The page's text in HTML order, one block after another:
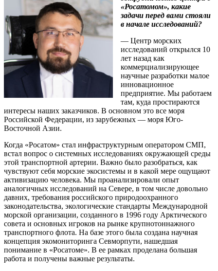
«Росатомом», какие
задачи перед вами стояли
в начале исследований?
— Центр морских
исследований открылся 10
лет назад как
коммерциализирующее
научные разработки малое
инновационное
предприятие. Мы работаем
там, куда простираются
интересы наших заказчиков. В основном это все моря
Российской Федерации, из зарубежных — ​моря Юго-
Восточной Азии.
Когда «Росатом» стал инфраструктурным оператором СМП,
встал вопрос о системных исследованиях окружающей среды
этой транспортной артерии. Важно было разобраться, как
чувствуют себя морские экосистемы и в какой мере ощущают
активизацию человека. Мы проанализировали опыт
аналогичных исследований на Севере, в том числе довольно
давних, требования российского природоохранного
законодательства, экологические стандарты Международной
морской организации, созданного в 1996 году Арктического
совета и основных игроков на рынке крупнотоннажного
транспортного флота. На базе этого была создана научная
концепция экомониторинга Севморпути, нашедшая
понимание в «Росатоме». В ее рамках проделана большая
работа и получены важные результаты.